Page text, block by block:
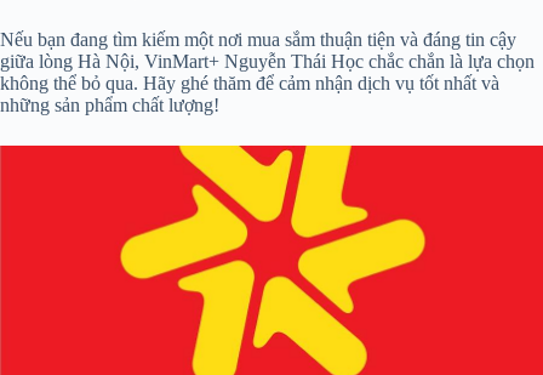
Nếu bạn đang tìm kiếm một nơi mua sắm thuận tiện và đáng tin cậy
giữa lòng Hà Nội, VinMart+ Nguyễn Thái Học chắc chắn là lựa chọn
không thể bỏ qua. Hãy ghé thăm để cảm nhận dịch vụ tốt nhất và
những sản phẩm chất lượng!